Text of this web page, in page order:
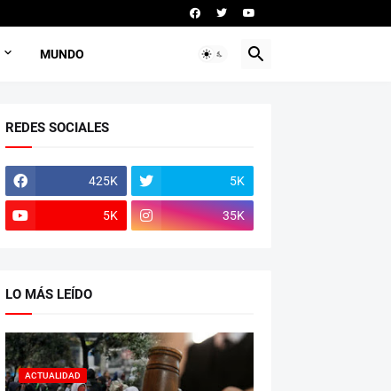
MUNDO
REDES SOCIALES
425K 5K
5K 35K
LO MÁS LEÍDO
ACTUALIDAD